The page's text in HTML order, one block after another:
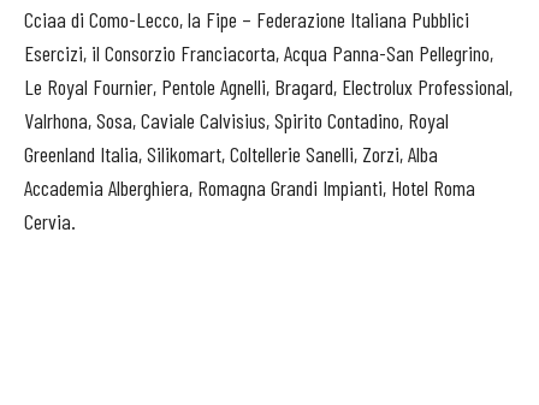
Cciaa di Como-Lecco, la Fipe – Federazione Italiana Pubblici
Esercizi, il Consorzio Franciacorta, Acqua Panna-San Pellegrino,
Le Royal Fournier, Pentole Agnelli, Bragard, Electrolux Professional,
Valrhona, Sosa, Caviale Calvisius, Spirito Contadino, Royal
Greenland Italia, Silikomart, Coltellerie Sanelli, Zorzi, Alba
Accademia Alberghiera, Romagna Grandi Impianti, Hotel Roma
Cervia.